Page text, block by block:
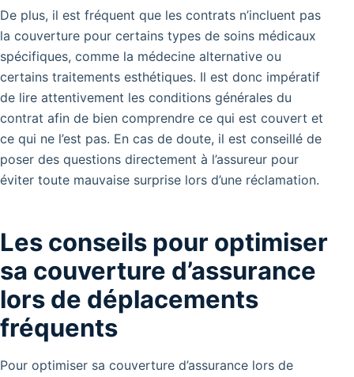
De plus, il est fréquent que les contrats n’incluent pas
la couverture pour certains types de soins médicaux
spécifiques, comme la médecine alternative ou
certains traitements esthétiques. Il est donc impératif
de lire attentivement les conditions générales du
contrat afin de bien comprendre ce qui est couvert et
ce qui ne l’est pas. En cas de doute, il est conseillé de
poser des questions directement à l’assureur pour
éviter toute mauvaise surprise lors d’une réclamation.
Les conseils pour optimiser
sa couverture d’assurance
lors de déplacements
fréquents
Pour optimiser sa couverture d’assurance lors de